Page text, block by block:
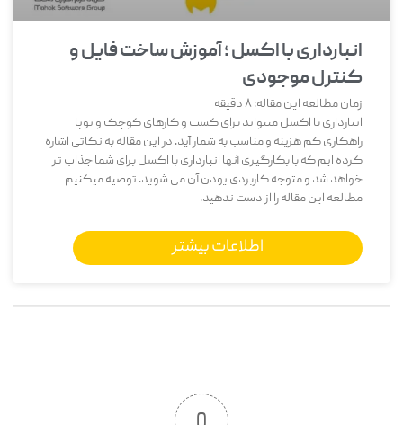
انبارداری با اکسل ؛ آموزش ساخت فایل و
کنترل موجودی
زمان مطالعه این مقاله:8دقیقه
انبارداری با اکسل میتواند برای کسب و کارهای کوچک و نوپا
راهکاری کم هزینه و مناسب به شمار آید. در این مقاله به نکاتی اشاره
کرده ایم که با بکارگیری آنها انبارداری با اکسل برای شما جذاب تر
خواهد شد و متوجه کاربردی یودن آن می شوید. توصیه میکنیم
مطالعه این مقاله را از دست ندهید.
اطلاعات بیشتر